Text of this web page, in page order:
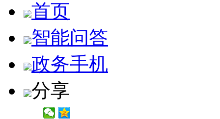
首页
智能问答
政务手机
分享